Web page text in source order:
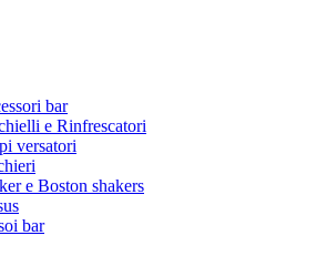
bar
e Rinfrescatori
versatori
e Boston shakers
bar